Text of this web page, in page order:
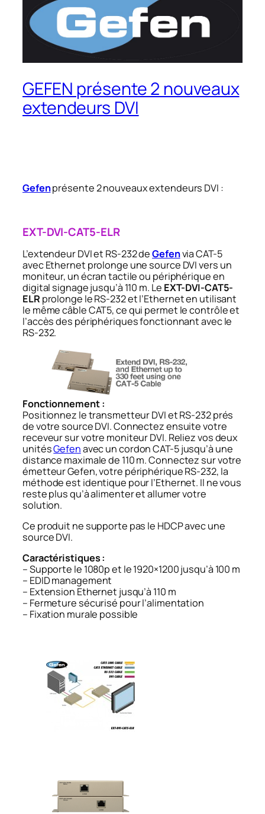
GEFEN présente 2 nouveaux
extendeurs DVI
Gefenprésente 2 nouveaux extendeurs DVI :
EXT-DVI-CAT5-ELR
L’extendeur DVI et RS-232 deGefenvia CAT-5
avec Ethernet prolonge une source DVI vers un
moniteur, un écran tactile ou périphérique en
digital signage jusqu’à 110 m. Le EXT-DVI-CAT5-
ELR prolonge le RS-232 et l’Ethernet en utilisant
le même câble CAT5, ce qui permet le contrôle et
l’accès des périphériques fonctionnant avec le
RS-232.
Fonctionnement :
Positionnez le transmetteur DVI et RS-232 prés
de votre source DVI. Connectez ensuite votre
receveur sur votre moniteur DVI. Reliez vos deux
unitésGefenavec un cordon CAT-5 jusqu’à une
distance maximale de 110 m. Connectez sur votre
émetteur Gefen, votre périphérique RS-232, la
méthode est identique pour l’Ethernet. Il ne vous
reste plus qu’à alimenter et allumer votre
solution.
Ce produit ne supporte pas le HDCP avec une
source DVI.
Caractéristiques :
– Supporte le 1080p et le 1920×1200 jusqu’à 100 m
– EDID management
– Extension Ethernet jusqu’à 110 m
– Fermeture sécurisé pour l’alimentation
– Fixation murale possible